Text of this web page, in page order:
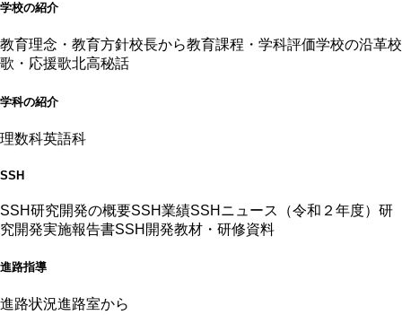
学校の紹介
教育理念・教育方針校長から教育課程・学科評価学校の沿革校
歌・応援歌北高秘話
学科の紹介
理数科英語科
SSH
SSH研究開発の概要SSH業績SSHニュース（令和２年度） 研
究開発実施報告書SSH開発教材・研修資料
進路指導
進路状況進路室から